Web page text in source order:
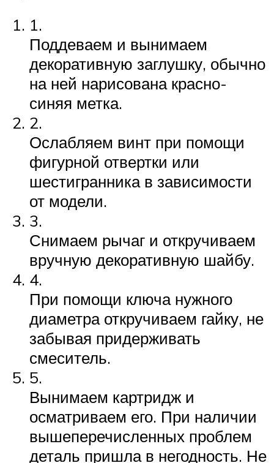
1.
Поддеваем и вынимаем
декоративную заглушку, обычно
на ней нарисована красно-
синяя метка.
2.
Ослабляем винт при помощи
фигурной отвертки или
шестигранника в зависимости
от модели.
3.
Снимаем рычаг и откручиваем
вручную декоративную шайбу.
4.
При помощи ключа нужного
диаметра откручиваем гайку, не
забывая придерживать
смеситель.
5.
Вынимаем картридж и
осматриваем его. При наличии
вышеперечисленных проблем
деталь пришла в негодность. Не